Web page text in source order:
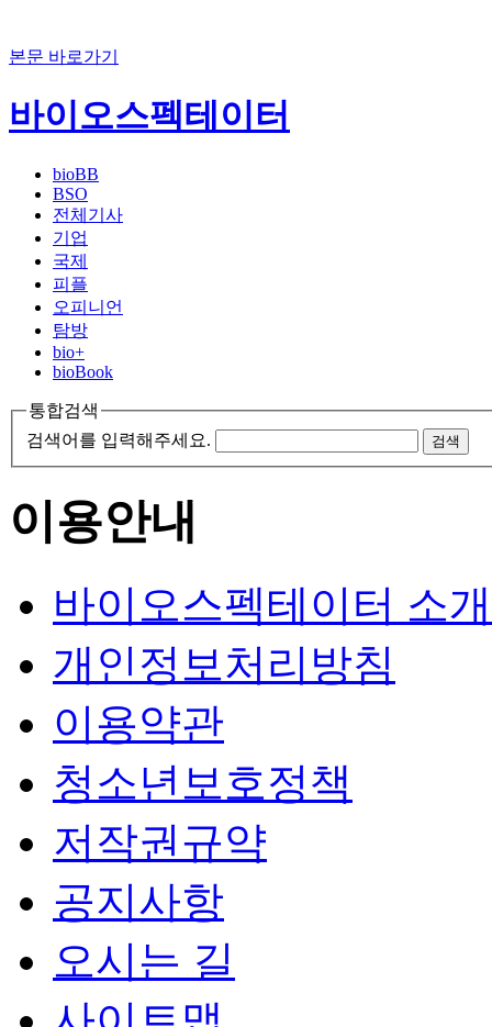
본문 바로가기
바이오스펙테이터
bioBB
BSO
전체기사
기업
국제
피플
오피니언
탐방
bio+
bioBook
통합검색
검색어를 입력해주세요.
검색
이용안내
바이오스펙테이터 소개
개인정보처리방침
이용약관
청소년보호정책
저작권규약
공지사항
오시는 길